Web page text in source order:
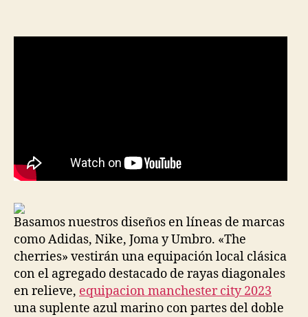
Basamos nuestros diseños en líneas de marcas
como Adidas, Nike, Joma y Umbro. «The
cherries» vestirán una equipación local clásica
con el agregado destacado de rayas diagonales
en relieve, equipacion manchester city 2023
una suplente azul marino con partes del doble